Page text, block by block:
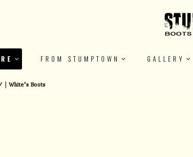
FROM STUMPTOWN GALLERY
White’s Boots